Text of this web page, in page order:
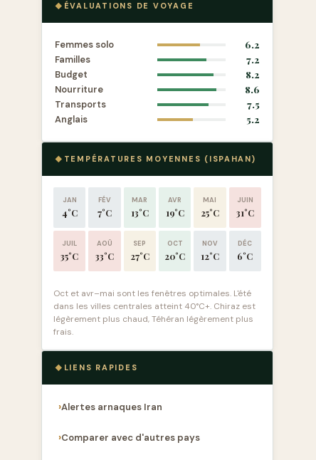
ÉVALUATIONS DE VOYAGE
Femmes solo
6.2
Familles
7.2
Budget
8.2
Nourriture
8.6
Transports
7.5
Anglais
5.2
TEMPÉRATURES MOYENNES (ISPAHAN)
JAN
4°C
FÉV
7°C
MAR
13°C
AVR
19°C
MAI
25°C
JUIN
31°C
JUIL
35°C
AOÛ
33°C
SEP
27°C
OCT
20°C
NOV
12°C
DÉC
6°C
Oct et avr–mai sont les fenêtres optimales. L'été
dans les villes centrales atteint 40°C+. Chiraz est
légèrement plus chaud, Téhéran légèrement plus
frais.
LIENS RAPIDES
Alertes arnaques Iran
Comparer avec d'autres pays